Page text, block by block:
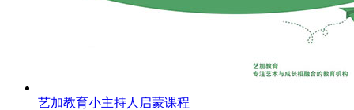
艺加教育小主持人启蒙课程